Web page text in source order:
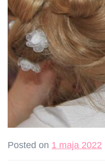
Posted on 1 maja 2022